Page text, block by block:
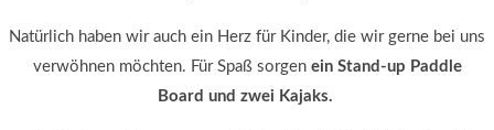
Natürlich haben wir auch ein Herz für Kinder, die wir gerne bei uns
verwöhnen möchten. Für Spaß sorgen ein Stand-up Paddle
Board und zwei Kajaks.